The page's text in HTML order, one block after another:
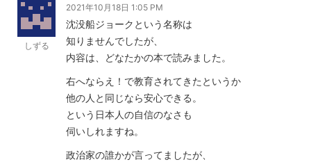
しずる
2021年10月18日 1:05 PM
沈没船ジョークという名称は
知りませんでしたが、
内容は、どなたかの本で読みました。
右へならえ！で教育されてきたというか
他の人と同じなら安心できる。
という日本人の自信のなさも
伺いしれますね。
政治家の誰かが言ってましたが、